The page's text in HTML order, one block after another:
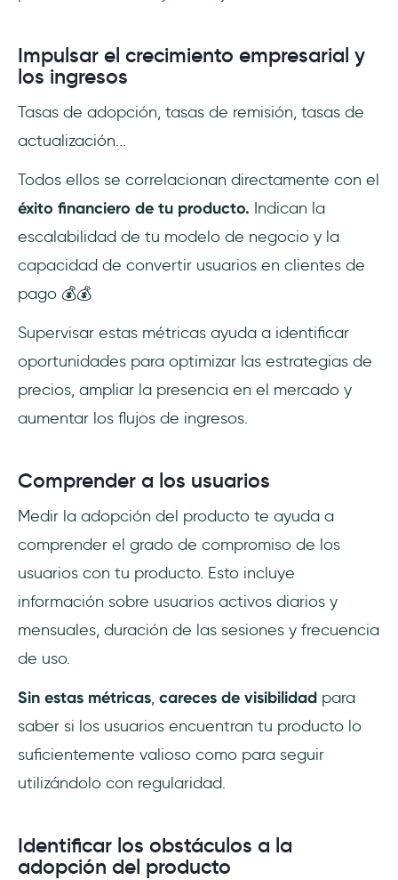
Impulsar el crecimiento empresarial y
los ingresos
Tasas de adopción, tasas de remisión, tasas de
actualización...
Todos ellos se correlacionan directamente con el
éxito financiero de tu producto. Indican la
escalabilidad de tu modelo de negocio y la
capacidad de convertir usuarios en clientes de
pago 💰💰
Supervisar estas métricas ayuda a identificar
oportunidades para optimizar las estrategias de
precios, ampliar la presencia en el mercado y
aumentar los flujos de ingresos.
Comprender a los usuarios
Medir la adopción del producto te ayuda a
comprender el grado de compromiso de los
usuarios con tu producto. Esto incluye
información sobre usuarios activos diarios y
mensuales, duración de las sesiones y frecuencia
de uso.
Sin estas métricas, careces de visibilidad para
saber si los usuarios encuentran tu producto lo
suficientemente valioso como para seguir
utilizándolo con regularidad.
Identificar los obstáculos a la
adopción del producto